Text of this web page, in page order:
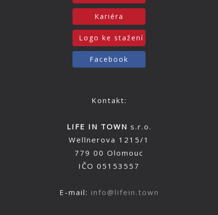
Kariéra
Logo ke stažení
Facebook
Kontakt:
LIFE IN TOWN s.r.o.
Wellnerova 1215/1
779 00 Olomouc
IČO 05153557
E-mail: info@lifein.town